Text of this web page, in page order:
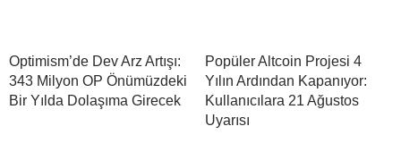
Optimism’de Dev Arz Artışı:
343 Milyon OP Önümüzdeki
Bir Yılda Dolaşıma Girecek
Popüler Altcoin Projesi 4
Yılın Ardından Kapanıyor:
Kullanıcılara 21 Ağustos
Uyarısı